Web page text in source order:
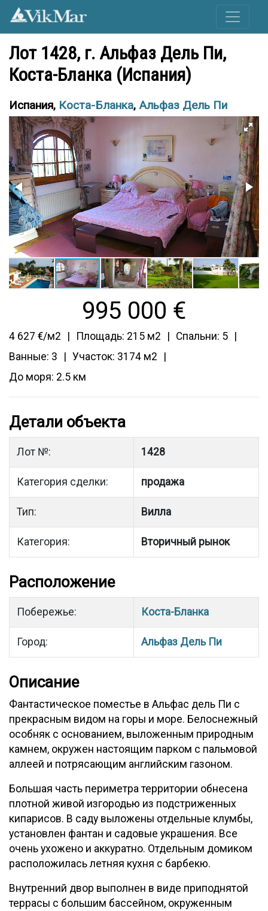
Лот 1428, г. Альфаз Дель Пи,
Коста-Бланка (Испания)
Испания, Коста-Бланка, Альфаз Дель Пи
995 000 €
4 627 €/м2 Площадь: 215 м2
Спальни: 5
Ванные: 3
Участок: 3174 м2
До моря: 2.5 км
Детали объекта
Лот №: 1428
Категория сделки: продажа
Тип: Вилла
Категория: Вторичный рынок
Расположение
Побережье: Коста-Бланка
Город: Альфаз Дель Пи
Описание
Фантастическое поместье в Альфас дель Пи с
прекрасным видом на горы и море. Белоснежный
особняк с основанием, выложенным природным
камнем, окружен настоящим парком с пальмовой
аллеей и потрясающим английским газоном.
Большая часть периметра территории обнесена
плотной живой изгородью из подстриженных
кипарисов. В саду выложены отдельные клумбы,
установлен фантан и садовые украшения. Все
очень ухожено и аккуратно. Отдельным домиком
расположилась летняя кухня с барбекю.
Внутренний двор выполнен в виде приподнятой
террасы с большим бассейном, окруженным